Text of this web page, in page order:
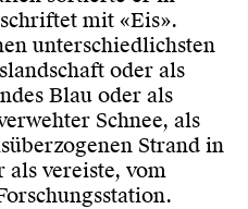
mit «Eis».
unterschiedlichsten
oder als
Blau oder als
Schnee, als
Strand in
vereiste, vom